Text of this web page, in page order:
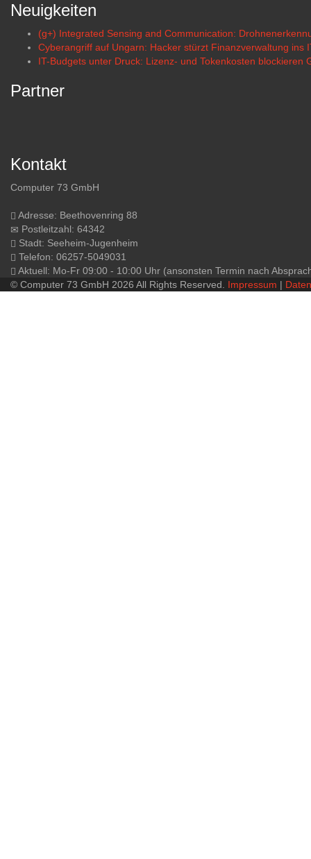
Neuigkeiten
(g+) Integrated Sensing and Communication:
Cyberangriff auf Ungarn: Hacker stürzt Finanzverwaltung ins
IT-Budgets unter Druck: Lizenz- und Tokenkosten blockieren
Partner
Kontakt
Computer 73 GmbH
Adresse: Beethovenring 88
Postleitzahl: 64342
Stadt: Seeheim-Jugenheim
Telefon: 06257-5049031
Aktuell: Mo-Fr 09:00 - 10:00 Uhr (ansonsten Termin nach
© Computer 73 GmbH 2026 All Rights Reserved. Impressum |